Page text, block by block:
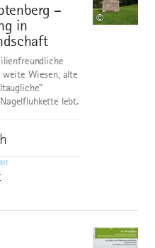
–
in
©
Wiesen, alte
lebt.